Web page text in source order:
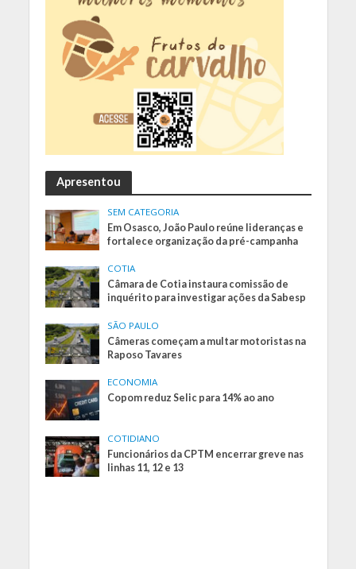
Apresentou
SEM CATEGORIA
Em Osasco, João Paulo reúne lideranças e
fortalece organização da pré-campanha
COTIA
Câmara de Cotia instaura comissão de
inquérito para investigar ações da Sabesp
SÃO PAULO
Câmeras começam a multar motoristas na
Raposo Tavares
ECONOMIA
Copom reduz Selic para 14% ao ano
COTIDIANO
Funcionários da CPTM encerrar greve nas
linhas 11, 12 e 13